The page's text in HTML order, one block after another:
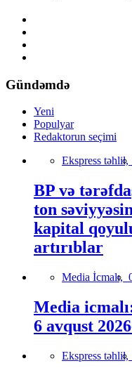
Gündəmdə
Yeni
Populyar
Redaktorun seçimi
Ekspress təhlil,
BP və
ton
kapital
artırıblar
Media İcmalı,
Media
6 avqust
Ekspress təhlil,